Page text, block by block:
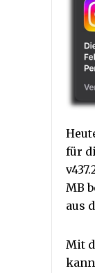
für
MB
aus
Mit